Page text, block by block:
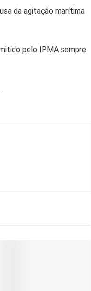
da agitação marítima
pelo IPMA sempre